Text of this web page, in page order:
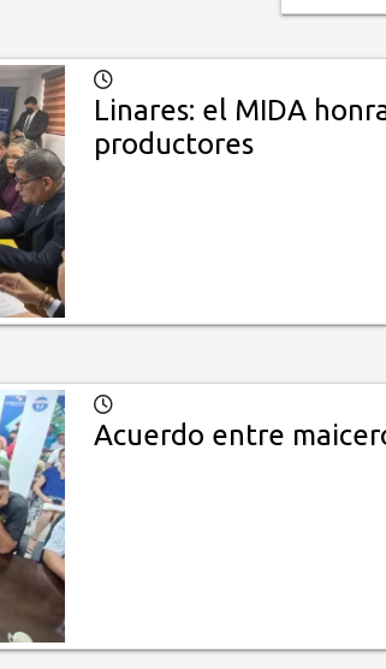
Linares: el MIDA
productores
Acuerdo entre